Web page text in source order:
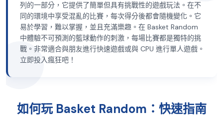
列的一部分，它提供了簡單但具有挑戰性的遊戲玩法。在不
同的環境中享受混亂的比賽，每次得分後都會隨機變化。它
易於學習，難以掌握，並且充滿樂趣。在 Basket Random
中體驗不可預測的籃球動作的刺激，每場比賽都是獨特的挑
戰。非常適合與朋友進行快速遊戲或與 CPU 進行單人遊戲。
立即投入瘋狂吧！
如何玩 Basket Random：快速指南